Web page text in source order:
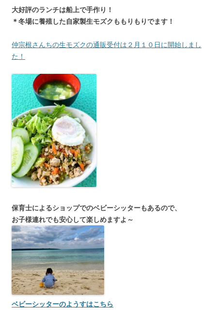
大好評のランチは船上で手作り！
＊冬場に養殖した自家製生モズクももりもりでます！
仲宗根さんちの生モズクの通販受付は２月１０日に開始しまし
た！
保育士によるショップでのベビーシッターもあるので、
お子様連れでも安心して楽しめますよ～
ベビーシッターのようすはこちら